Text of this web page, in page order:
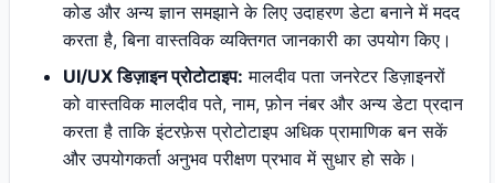
कोड और अन्य ज्ञान समझाने के लिए उदाहरण डेटा बनाने में मदद
करता है, बिना वास्तविक व्यक्तिगत जानकारी का उपयोग किए।
UI/UX डिज़ाइन प्रोटोटाइप: मालदीव पता जनरेटर डिज़ाइनरों
को वास्तविक मालदीव पते, नाम, फ़ोन नंबर और अन्य डेटा प्रदान
करता है ताकि इंटरफ़ेस प्रोटोटाइप अधिक प्रामाणिक बन सकें
और उपयोगकर्ता अनुभव परीक्षण प्रभाव में सुधार हो सके।